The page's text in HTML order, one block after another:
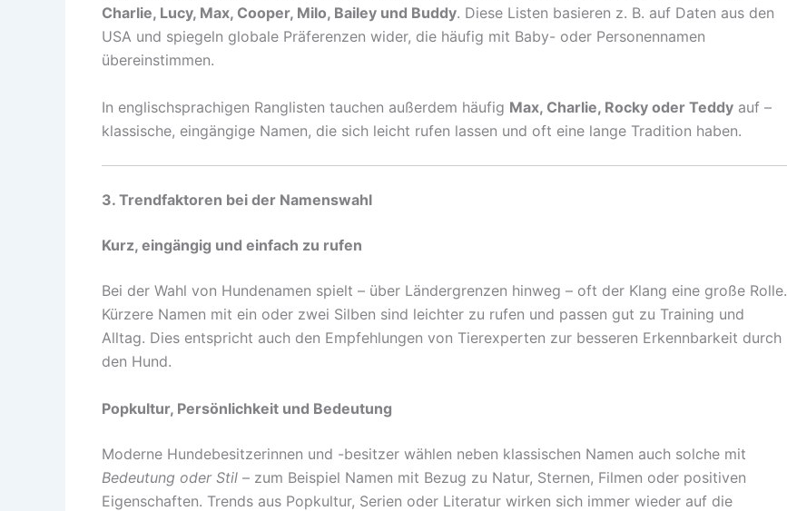
Charlie, Lucy, Max, Cooper, Milo, Bailey und Buddy. Diese Listen basieren z. B. auf Daten aus den
USA und spiegeln globale Präferenzen wider, die häufig mit Baby- oder Personennamen
übereinstimmen.
In englischsprachigen Ranglisten tauchen außerdem häufig Max, Charlie, Rocky oder Teddy auf –
klassische, eingängige Namen, die sich leicht rufen lassen und oft eine lange Tradition haben.
3. Trendfaktoren bei der Namenswahl
Kurz, eingängig und einfach zu rufen
Bei der Wahl von Hundenamen spielt – über Ländergrenzen hinweg – oft der Klang eine große Rolle.
Kürzere Namen mit ein oder zwei Silben sind leichter zu rufen und passen gut zu Training und
Alltag. Dies entspricht auch den Empfehlungen von Tierexperten zur besseren Erkennbarkeit durch
den Hund.
Popkultur, Persönlichkeit und Bedeutung
Moderne Hundebesitzerinnen und -besitzer wählen neben klassischen Namen auch solche mit
Bedeutung oder Stil – zum Beispiel Namen mit Bezug zu Natur, Sternen, Filmen oder positiven
Eigenschaften. Trends aus Popkultur, Serien oder Literatur wirken sich immer wieder auf die